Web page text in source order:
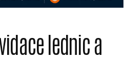
lednic a